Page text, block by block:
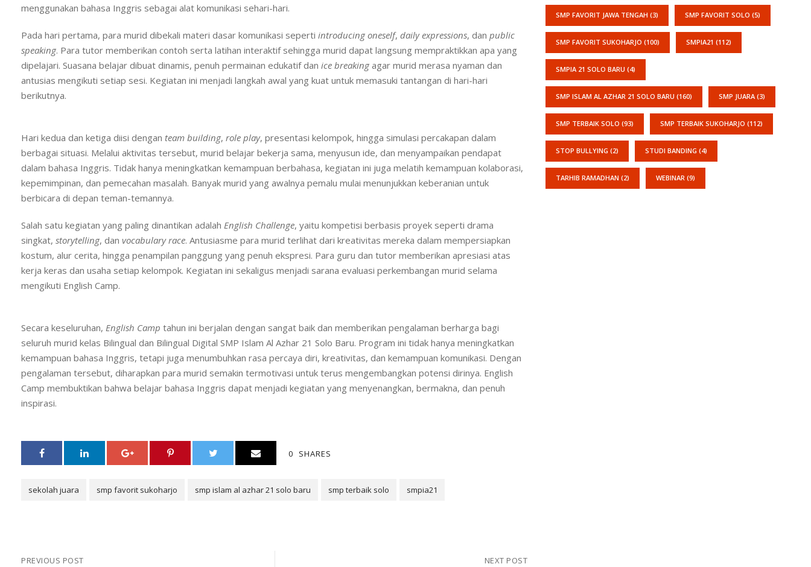
menggunakan bahasa Inggris sebagai alat komunikasi sehari-hari.
Pada hari pertama, para murid dibekali materi dasar komunikasi seperti introducing oneself, daily expressions, dan public
speaking. Para tutor memberikan contoh serta latihan interaktif sehingga murid dapat langsung mempraktikkan apa yang
dipelajari. Suasana belajar dibuat dinamis, penuh permainan edukatif dan ice breaking agar murid merasa nyaman dan
antusias mengikuti setiap sesi. Kegiatan ini menjadi langkah awal yang kuat untuk memasuki tantangan di hari-hari
berikutnya.
Hari kedua dan ketiga diisi dengan team building, role play, presentasi kelompok, hingga simulasi percakapan dalam
berbagai situasi. Melalui aktivitas tersebut, murid belajar bekerja sama, menyusun ide, dan menyampaikan pendapat
dalam bahasa Inggris. Tidak hanya meningkatkan kemampuan berbahasa, kegiatan ini juga melatih kemampuan kolaborasi,
kepemimpinan, dan pemecahan masalah. Banyak murid yang awalnya pemalu mulai menunjukkan keberanian untuk
berbicara di depan teman-temannya.
Salah satu kegiatan yang paling dinantikan adalah English Challenge, yaitu kompetisi berbasis proyek seperti drama
singkat, storytelling, dan vocabulary race. Antusiasme para murid terlihat dari kreativitas mereka dalam mempersiapkan
kostum, alur cerita, hingga penampilan panggung yang penuh ekspresi. Para guru dan tutor memberikan apresiasi atas
kerja keras dan usaha setiap kelompok. Kegiatan ini sekaligus menjadi sarana evaluasi perkembangan murid selama
mengikuti English Camp.
Secara keseluruhan, English Camp tahun ini berjalan dengan sangat baik dan memberikan pengalaman berharga bagi
seluruh murid kelas Bilingual dan Bilingual Digital SMP Islam Al Azhar 21 Solo Baru. Program ini tidak hanya meningkatkan
kemampuan bahasa Inggris, tetapi juga menumbuhkan rasa percaya diri, kreativitas, dan kemampuan komunikasi. Dengan
pengalaman tersebut, diharapkan para murid semakin termotivasi untuk terus mengembangkan potensi dirinya. English
Camp membuktikan bahwa belajar bahasa Inggris dapat menjadi kegiatan yang menyenangkan, bermakna, dan penuh
inspirasi.
0 SHARES
sekolah juara smp favorit sukoharjo smp islam al azhar 21 solo baru smp terbaik solo smpia21
PREVIOUS POST NEXT POST
SMP FAVORIT JAWA TENGAH (3) SMP FAVORIT SOLO (5)
SMP FAVORIT SUKOHARJO (100) SMPIA21 (112)
SMPIA 21 SOLO BARU (4)
SMP ISLAM AL AZHAR 21 SOLO BARU (160) SMP JUARA (3)
SMP TERBAIK SOLO (93) SMP TERBAIK SUKOHARJO (112)
STOP BULLYING (2) STUDI BANDING (4)
TARHIB RAMADHAN (2) WEBINAR (9)